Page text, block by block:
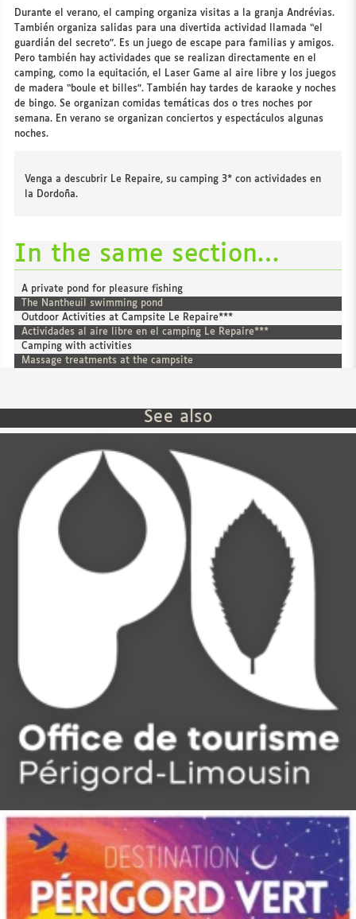
Durante el verano, el camping organiza visitas a la granja Andrévias.
También organiza salidas para una divertida actividad llamada “el
guardián del secreto”. Es un juego de escape para familias y amigos.
Pero también hay actividades que se realizan directamente en el
camping, como la equitación, el Laser Game al aire libre y los juegos
de madera “boule et billes”. También hay tardes de karaoke y noches
de bingo. Se organizan comidas temáticas dos o tres noches por
semana. En verano se organizan conciertos y espectáculos algunas
noches.
Venga a descubrir Le Repaire, su camping 3* con actividades en
la Dordoña.
In the same section…
A private pond for pleasure fishing
The Nantheuil swimming pond
Outdoor Activities at Campsite Le Repaire***
Actividades al aire libre en el camping Le Repaire***
Camping with activities
Massage treatments at the campsite
See also